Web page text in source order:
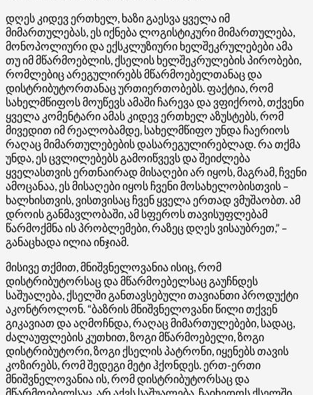
დღეს კიდევ ერთხელ, ხაზი გაესვა ყველა იმ
მიმართულებას, ეს იქნება ლოგისტიკური მიმართულება,
მონოპოლიური და ექსკლუზიური ხელშეკრულებები ამა
თუ იმ მწარმოებლის, ქსელის ხელშეკრულების პირობები,
რომლებიც არეგულირებს მწარმოებელთანაც და
დისტრიბუტორთანაც ურთიერთობებს. ფაქტია, რომ
სახელმწიფოს მოუწევს ამაში ჩარევა და ვფიქრობ, თქვენი
ყველა კომენტარი ამას კიდევ ერთხელ აზუსტებს, რომ
მივედით იმ რეალობამდე, სახელმწიფო უნდა ჩაერიოს
რაღაც მიმართულებების დასარეგულირებლად. რა თქმა
უნდა, ეს ცვლილებებს გამოიწვევს და შეიძლება
ყველასთვის ერთნაირად მისაღები არ იყოს, მაგრამ, ჩვენი
ამოცანაა, ეს მისაღები იყოს ჩვენი მოსახელობისთვის –
ხალხისთვის, ვისთვისაც ჩვენ ყველა ერთად ვმუშაობთ. ამ
დროის განმავლობაში, ამ სფეროს თავისუფლებამ
წარმოქმნა ის პრობლემები, რაზეც დღეს ვისაუბრეთ,” –
განაცხადა ილია ინჯიამ.
მისივე თქმით, მნიშვნელოვანია ისიც, რომ
დისტრიბუტორსაც და მწარმოებელსაც გაუჩნდეს
საშუალება, ქსელში განთავსებული თავიანთი პროდუქტი
აკონტროლონ. “ბაზრის მნიშვნელოვანი წილი თქვენ
გიკავიათ და აღმოჩნდა, რაღაც მიმართულებები, სადაც,
ძალაუფლების კუთხით, ზოგი მწარმოებელი, ზოგი
დისტრიბუტორი, ზოგი ქსელის პატრონი, იყენებს თავის
კოზირებს, რომ შედეგი მეტი ჰქონდეს. ერთ-ერთი
მნიშვნელოვანია ის, რომ დისტრიბუტორსაც და